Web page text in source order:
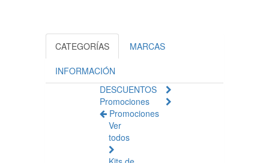
salud CATEGORÍAS MARCAS
INFORMACIÓN
DESCUENTOS
Promociones
Promociones
Ver
todos